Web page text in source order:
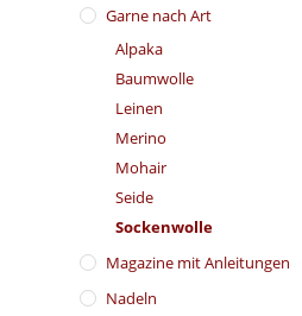
Garne nach Art
Alpaka
Baumwolle
Leinen
Merino
Mohair
Seide
Sockenwolle
Magazine mit Anleitungen
Nadeln